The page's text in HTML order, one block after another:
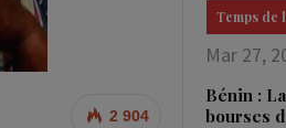
2 904
Mar 27,
Bénin :
bourses